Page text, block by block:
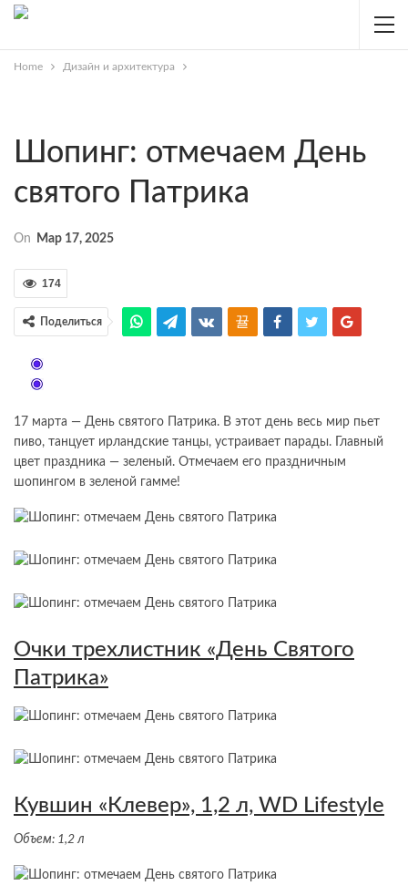
Home Дизайн и архитектура
Шопинг: отмечаем День
святого Патрика
On Мар 17, 2025
174
Поделиться
17 марта — День святого Патрика. В этот день весь мир пьет
пиво, танцует ирландские танцы, устраивает парады. Главный
цвет праздника — зеленый. Отмечаем его праздничным
шопингом в зеленой гамме!
Очки трехлистник «День Святого
Патрика»
Кувшин «Клевер», 1,2 л, WD Lifestyle
Объем: 1,2 л